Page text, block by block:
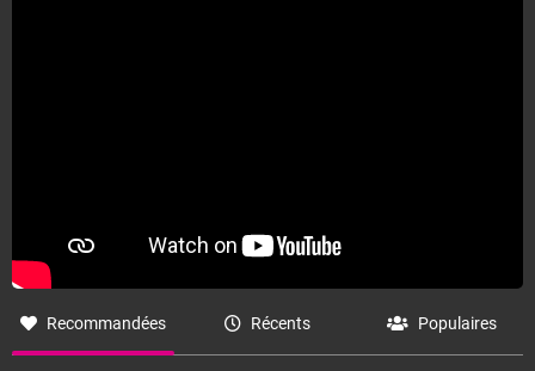
Recommandées Récents Populaires